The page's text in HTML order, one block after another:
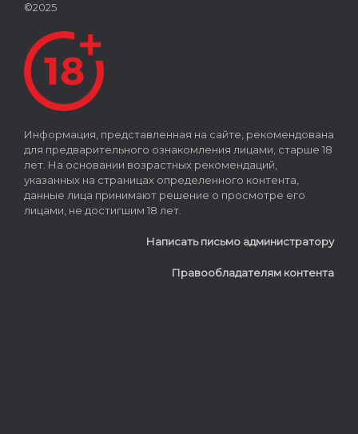
©2025
Информация, представленная на сайте, рекомендована
для предварительного ознакомления лицами, старше 18
лет. На основании возрастных рекомендаций,
указанных на страницах определенного контента,
данные лица принимают решение о просмотре его
лицами, не достигшим 18 лет.
Написать письмо администратору
Правообладателям контента